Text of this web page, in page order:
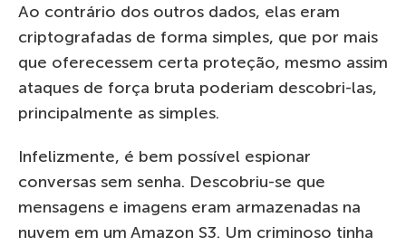
Ao contrário dos outros dados, elas eram
criptografadas de forma simples, que por mais
que oferecessem certa proteção, mesmo assim
ataques de força bruta poderiam descobri-las,
principalmente as simples.
Infelizmente, é bem possível espionar
conversas sem senha. Descobriu-se que
mensagens e imagens eram armazenadas na
nuvem em um Amazon S3. Um criminoso tinha